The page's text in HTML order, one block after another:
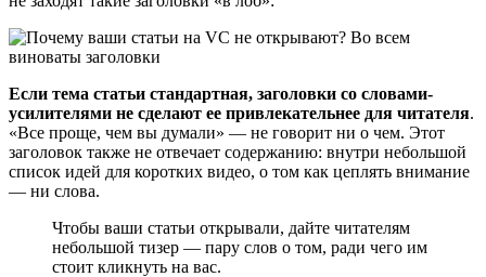
Если тема статьи стандартная, заголовки со словами-
усилителями не сделают ее привлекательнее для читателя.
«Все проще, чем вы думали» — не говорит ни о чем. Этот
заголовок также не отвечает содержанию: внутри небольшой
список идей для коротких видео, о том как цеплять внимание
— ни слова.
Чтобы ваши статьи открывали, дайте читателям
небольшой тизер — пару слов о том, ради чего им
стоит кликнуть на вас.